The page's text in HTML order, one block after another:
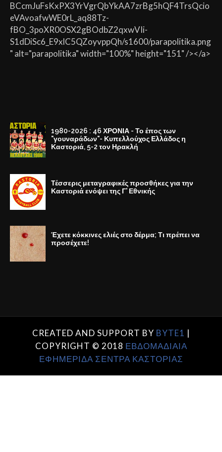
BCcmJuFsKxPX3YrVgrQbYkAA7zrBg5hQF4TrsQcio
eVAvoafwWE0rL_aq88Tz-
fBO_3poXR0OSX2gBOdbZ2qxwVIi-
S1dDiSc6_E9xlC5QZoyvppQh/s1600/parapolitika.png
" alt="parapolitika" width="100%" height="151" /></a>
1980-2026 : 46 ΧΡΟΝΙΑ - Το έπος των
"γουναράδων"- Κυπελλούχος Ελλάδος η
Καστοριά, 5-2 τον Ηρακλή
Τέσσερις μεταγραφικές προσθήκες για την
Καστοριά ενόψει της Γ' Εθνικής
Έχετε κόκκινες ελιές στο δέρμα; Τι πρέπει να
προσέχετε!
CREATED AND SUPPORT BY BYTE1 |
COPYRIGHT © 2018 ΕΒΔΟΜΑΔΙΑΙΑ
ΕΦΗΜΕΡΙΔΑ ΣΕΝΤΡΑ ΚΑΣΤΟΡΙΑΣ